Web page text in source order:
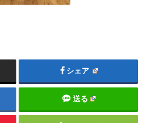
シェア
送る